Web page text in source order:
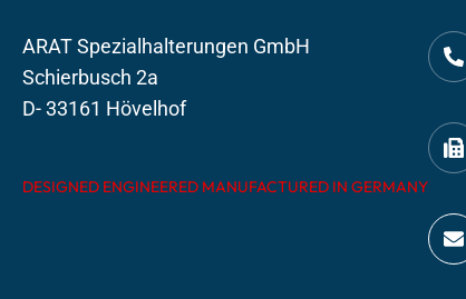
ARAT Spezialhalterungen GmbH
Schierbusch 2a
D- 33161 Hövelhof
DESIGNED ENGINEERED MANUFACTURED IN GERMANY